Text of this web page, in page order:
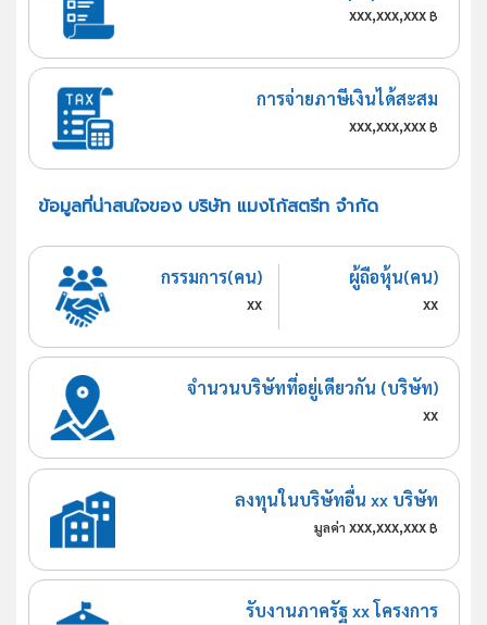
xxx,xxx,xxx฿
การจ่ายภาษีเงินได้สะสม
xxx,xxx,xxx฿
ข้อมูลที่น่าสนใจของ บริษัท แมงโก้สตรีท จำกัด
กรรมการ(คน)
xx
ผู้ถือหุ้น(คน)
xx
จำนวนบริษัทที่อยู่เดียวกัน (บริษัท)
xx
ลงทุนในบริษัทอื่น xx บริษัท
มูลค่า xxx,xxx,xxx ฿
รับงานภาครัฐ xx โครงการ